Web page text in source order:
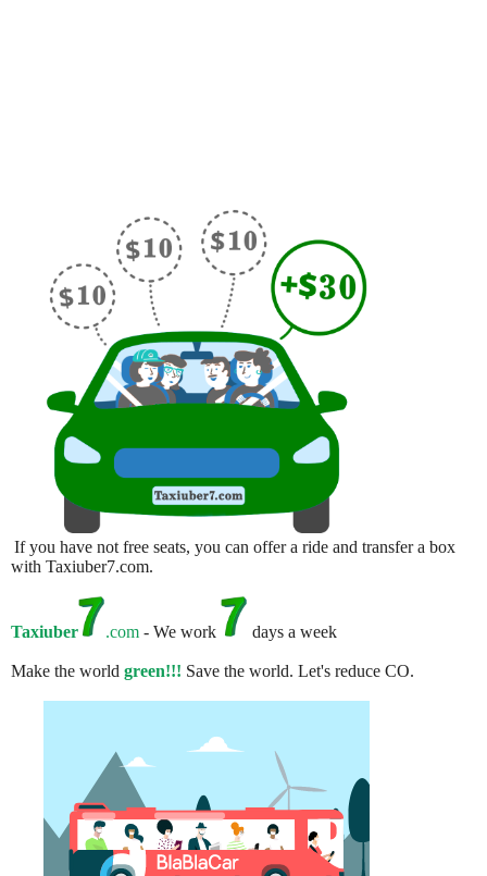
If you have not free seats, you can offer a ride and transfer a box
with Taxiuber7.com.
Taxiuber .com - We work days a week
Make the world green!!! Save the world. Let's reduce CO.